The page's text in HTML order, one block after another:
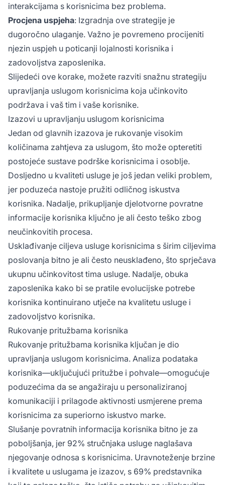
interakcijama s korisnicima bez problema.
Procjena uspjeha: Izgradnja ove strategije je
dugoročno ulaganje. Važno je povremeno procijeniti
njezin uspjeh u poticanji lojalnosti korisnika i
zadovoljstva zaposlenika.
Slijedeći ove korake, možete razviti snažnu strategiju
upravljanja uslugom korisnicima koja učinkovito
podržava i vaš tim i vaše korisnike.
Izazovi u upravljanju uslugom korisnicima
Jedan od glavnih izazova je rukovanje visokim
količinama zahtjeva za uslugom, što može opteretiti
postojeće sustave podrške korisnicima i osoblje.
Dosljedno u kvaliteti usluge je još jedan veliki problem,
jer poduzeća nastoje pružiti odličnog iskustva
korisnika. Nadalje, prikupljanje djelotvorne povratne
informacije korisnika ključno je ali često teško zbog
neučinkovitih procesa.
Usklađivanje ciljeva usluge korisnicima s širim ciljevima
poslovanja bitno je ali često neusklađeno, što sprječava
ukupnu učinkovitost tima usluge. Nadalje, obuka
zaposlenika kako bi se pratile evolucijske potrebe
korisnika kontinuirano utječe na kvalitetu usluge i
zadovoljstvo korisnika.
Rukovanje pritužbama korisnika
Rukovanje pritužbama korisnika ključan je dio
upravljanja uslugom korisnicima. Analiza podataka
korisnika—uključujući pritužbe i pohvale—omogućuje
poduzećima da se angažiraju u personaliziranoj
komunikaciji i prilagode aktivnosti usmjerene prema
korisnicima za superiorno iskustvo marke.
Slušanje povratnih informacija korisnika bitno je za
poboljšanja, jer 92% stručnjaka usluge naglašava
njegovanje odnosa s korisnicima. Uravnoteženje brzine
i kvalitete u uslugama je izazov, s 69% predstavnika